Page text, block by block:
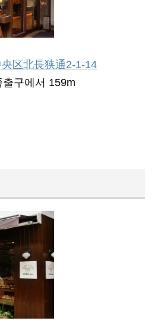
区北長狭通2-1-14
구에서 159m